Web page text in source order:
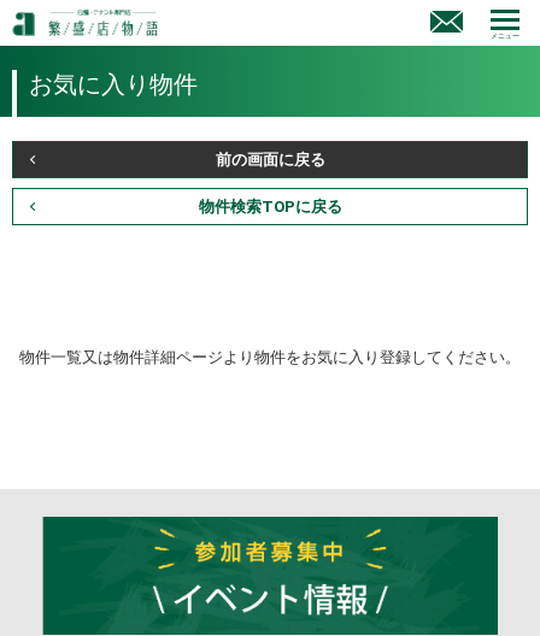
メニュー
お気に入り物件
前の画面に戻る
物件検索TOPに戻る
物件一覧又は物件詳細ページより物件をお気に入り登録してください。